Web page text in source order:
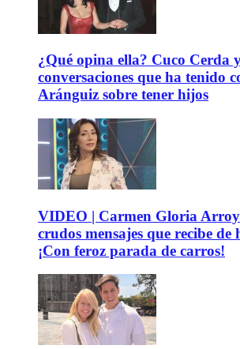
¿Qué opina ella? Cuco Cerda
conversaciones que ha tenido
Aránguiz sobre tener hijos
VIDEO | Carmen Gloria
crudos mensajes que recibe de
¡Con feroz parada de carros!